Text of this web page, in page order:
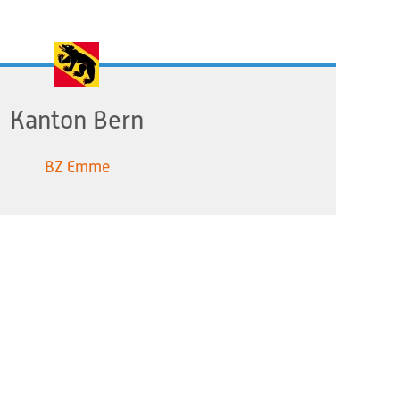
Kanton Bern
BZ Emme